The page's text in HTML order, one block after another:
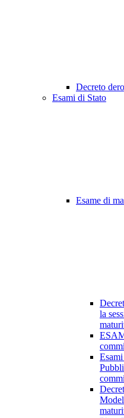
Decreto
Esami di Stato
Esame di
la